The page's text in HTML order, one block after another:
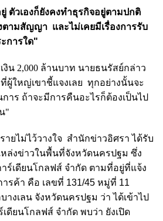
ตัวเองก็ยังคงทำธุรกิจอยู่ตามปกติ
ตามสัญญา และไม่เคยมีเรื่องการรับ
การใด"
งิน 2,000 ล้านบาท นายธนรัสย์กล่าว
ผู้ใหญ่เขาชี้แจงเลย ทุกอย่างนั้นจะ
าร ถ้าจะมีการคืนอะไรก็ต้องเป็นไป
"
ยไม่ไว้วางใจ สำนักข่าวอิศรา ได้รับ
หล่งข่าวในพื้นที่จังหวัดนครปฐม ซึ่ง
ร์เดียนโกลฟส์ จำกัด ตามที่อยู่ที่แจ้ง
รค้า คือ เลขที่ 131/45 หมู่ที่ 11
างเลน จังหวัดนครปฐม ว่า ได้เข้าไป
ดียนโกลฟส์ จำกัด พบว่า ยังเปิด